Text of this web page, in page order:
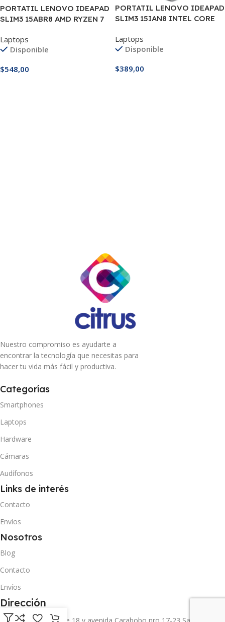
PORTATIL LENOVO IDEAPAD
SLIM3 15ABR8 AMD RYZEN 7
Laptops
Disponible
$548,00
PORTATIL LENOVO IDEAPAD
SLIM3 15IAN8 INTEL CORE
M.2 15.6″ FHD
Laptops
Disponible
$389,00
Nuestro compromiso es ayudarte a
encontrar la tecnología que necesitas para
hacer tu vida más fácil y productiva.
Categorías
Smartphones
Laptops
Hardware
Cámaras
Audífonos
Links de interés
Contacto
Envíos
Nosotros
Blog
Contacto
Envíos
Dirección
Carrera 11 entre calle 18 y avenida Carabobo nro 17-23 San Cristóbal